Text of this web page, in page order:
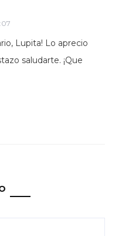
Lupita! Lo aprecio
saludarte. ¡Que